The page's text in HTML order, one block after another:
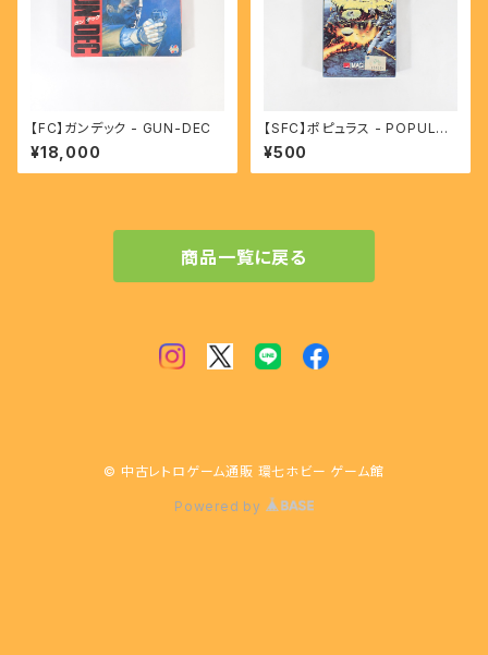
【FC】ガンデック - GUN-DEC
¥18,000
【SFC】ポピュラス - POPULO
US
¥500
商品一覧に戻る
© 中古レトロゲーム通販 環七ホビー ゲーム館
Powered by